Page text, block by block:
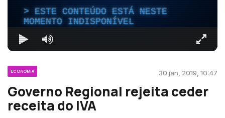
ESTE CONTEÚDO ESTÁ NESTE
MOMENTO INDISPONÍVEL
ECONOMIA 30 jan, 2019, 10:47
Governo Regional rejeita ceder
receita do IVA